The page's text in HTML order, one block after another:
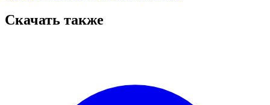
Скачать также